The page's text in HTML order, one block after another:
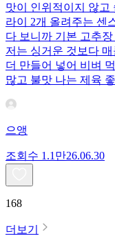
맛이 인위적이지 않고
라이 2개 올려주는 센
다 보니까 기본 고추
저는 싱거운 것보다
더 만들어 넣어 비벼
많고 불맛 나는 제육
으앵
조회수 1.1만26.06.30
168
더보기